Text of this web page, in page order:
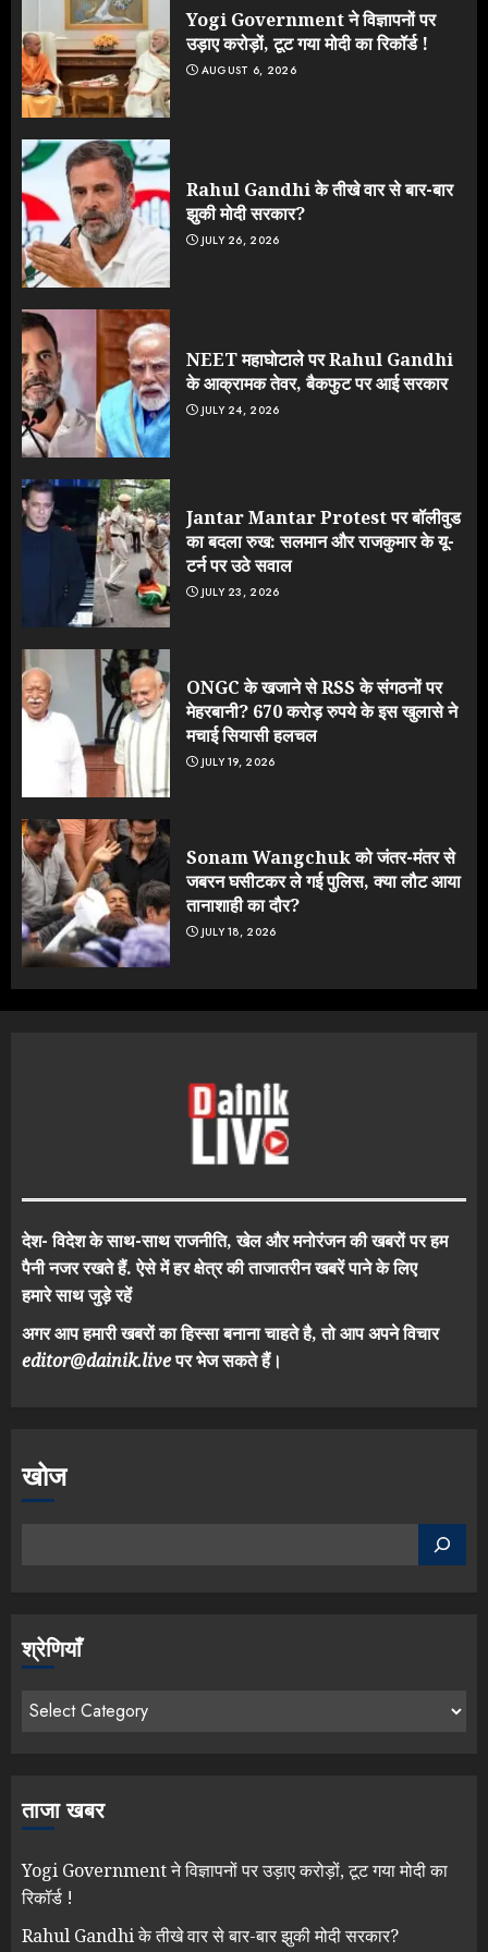
Yogi Government ने विज्ञापनों पर
उड़ाए करोड़ों, टूट गया मोदी का रिकॉर्ड !
AUGUST 6, 2026
Rahul Gandhi के तीखे वार से बार-बार
झुकी मोदी सरकार?
JULY 26, 2026
NEET महाघोटाले पर Rahul Gandhi
के आक्रामक तेवर, बैकफुट पर आई सरकार
JULY 24, 2026
Jantar Mantar Protest पर बॉलीवुड
का बदला रुख: सलमान और राजकुमार के यू-
टर्न पर उठे सवाल
JULY 23, 2026
ONGC के खजाने से RSS के संगठनों पर
मेहरबानी? 670 करोड़ रुपये के इस खुलासे ने
मचाई सियासी हलचल
JULY 19, 2026
Sonam Wangchuk को जंतर-मंतर से
जबरन घसीटकर ले गई पुलिस, क्या लौट आया
तानाशाही का दौर?
JULY 18, 2026
देश- विदेश के साथ-साथ राजनीति, खेल और मनोरंजन की खबरों पर हम
पैनी नजर रखते हैं. ऐसे में हर क्षेत्र की ताजातरीन खबरें पाने के लिए
हमारे साथ जुड़े रहें
अगर आप हमारी खबरों का हिस्सा बनाना चाहते है, तो आप अपने विचार
editor@dainik.liveपर भेज सकते हैं।
खोज
श्रेणियाँ
ताजा खबर
Yogi Government ने विज्ञापनों पर उड़ाए करोड़ों, टूट गया मोदी का
रिकॉर्ड !
Rahul Gandhi के तीखे वार से बार-बार झुकी मोदी सरकार?